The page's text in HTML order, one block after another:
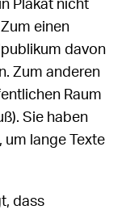
Plakat nicht
einen
davon
Zum anderen
Raum
Sie haben
um lange Texte
dass